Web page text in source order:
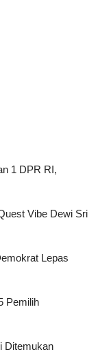
1 DPR RI,
Vibe Dewi Sri
Lepas
Pemilih
Ditemukan